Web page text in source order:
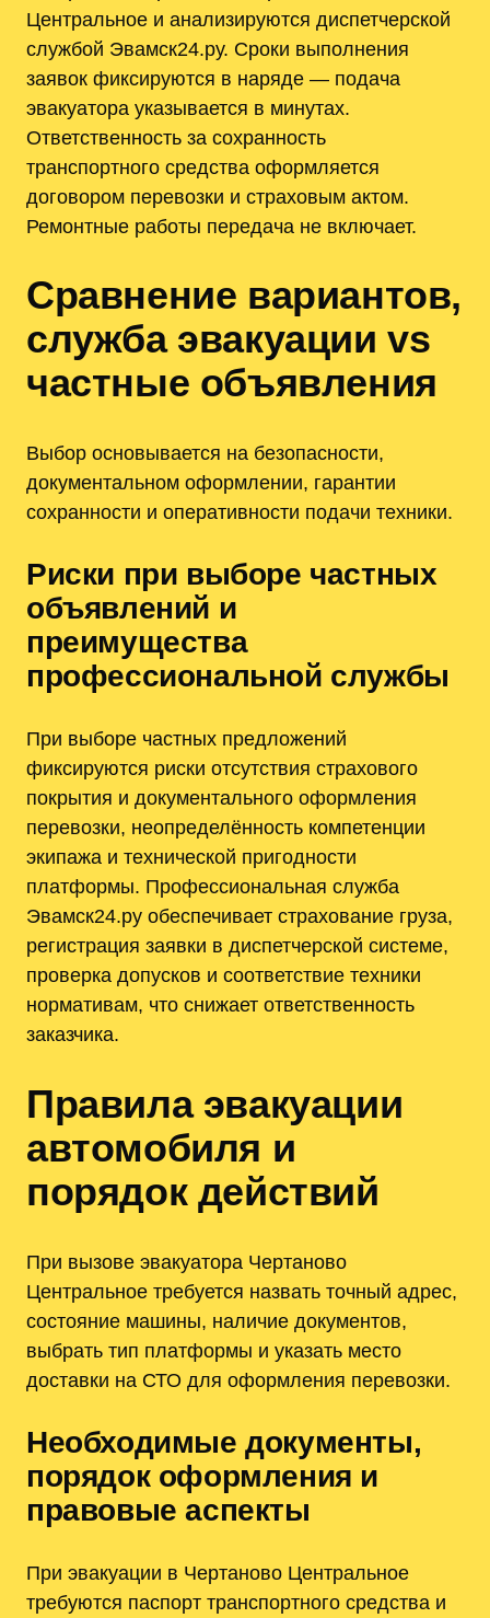
Центральное и анализируются диспетчерской
службой Эвамск24.ру. Сроки выполнения
заявок фиксируются в наряде — подача
эвакуатора указывается в минутах.
Ответственность за сохранность
транспортного средства оформляется
договором перевозки и страховым актом.
Ремонтные работы передача не включает.
Сравнение вариантов,
служба эвакуации vs
частные объявления
Выбор основывается на безопасности,
документальном оформлении, гарантии
сохранности и оперативности подачи техники.
Риски при выборе частных
объявлений и
преимущества
профессиональной службы
При выборе частных предложений
фиксируются риски отсутствия страхового
покрытия и документального оформления
перевозки, неопределённость компетенции
экипажа и технической пригодности
платформы. Профессиональная служба
Эвамск24.ру обеспечивает страхование груза,
регистрация заявки в диспетчерской системе,
проверка допусков и соответствие техники
нормативам, что снижает ответственность
заказчика.
Правила эвакуации
автомобиля и
порядок действий
При вызове эвакуатора Чертаново
Центральное требуется назвать точный адрес,
состояние машины, наличие документов,
выбрать тип платформы и указать место
доставки на СТО для оформления перевозки.
Необходимые документы,
порядок оформления и
правовые аспекты
При эвакуации в Чертаново Центральное
требуются паспорт транспортного средства и